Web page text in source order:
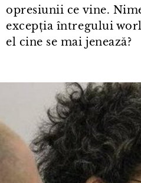
opresiunii ce vine.
excepția întregului
el cine se mai jenează?